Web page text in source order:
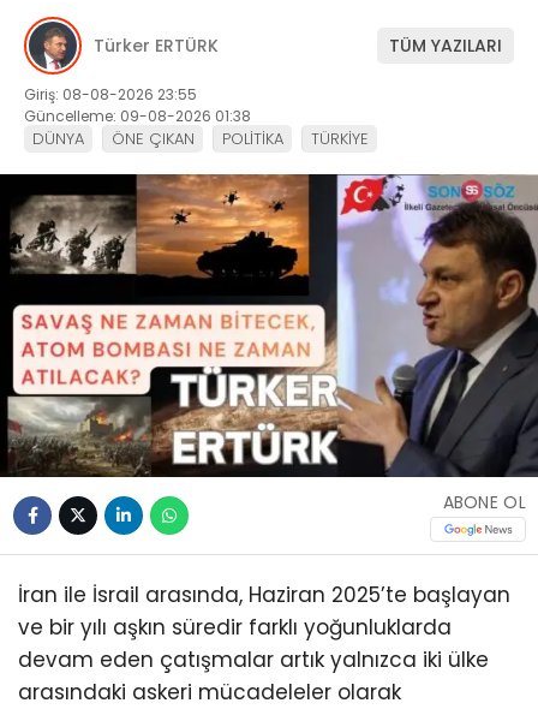
Türker ERTÜRK TÜM YAZILARI
Giriş: 08-08-2026 23:55
Güncelleme: 09-08-2026 01:38
DÜNYA ÖNE ÇIKAN POLİTİKA TÜRKİYE
ABONE OL
İran ile İsrail arasında, Haziran 2025’te başlayan
ve bir yılı aşkın süredir farklı yoğunluklarda
devam eden çatışmalar artık yalnızca iki ülke
arasındaki askeri mücadeleler olarak